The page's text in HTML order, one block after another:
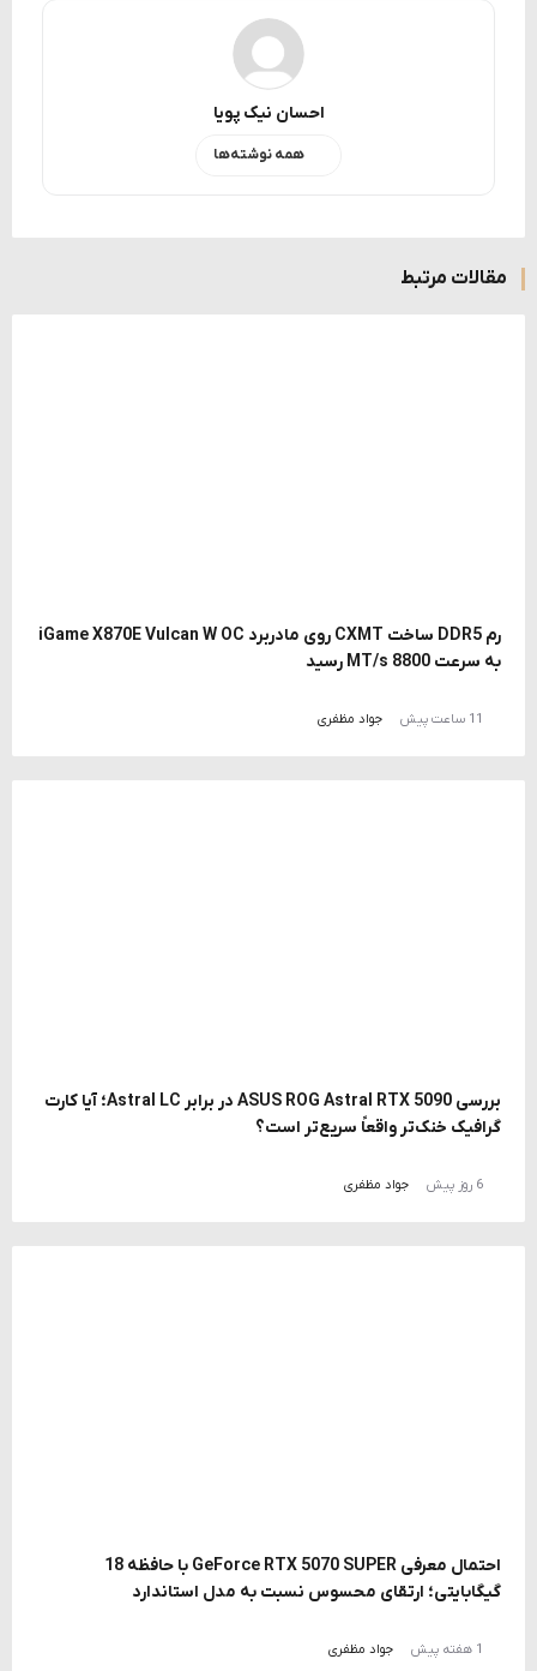
احسان نیک پویا
همه نوشته‌ها
مقالات مرتبط
رم DDR5 ساخت CXMT روی مادربرد iGame X870E Vulcan W OC
به سرعت 8800 MT/s رسید
11 ساعت پیش جواد مظفری
بررسی ASUS ROG Astral RTX 5090 در برابر Astral LC؛ آیا کارت
گرافیک خنک‌تر واقعاً سریع‌تر است؟
6 روز پیش جواد مظفری
احتمال معرفی GeForce RTX 5070 SUPER با حافظه 18
گیگابایتی؛ ارتقای محسوس نسبت به مدل استاندارد
1 هفته پیش جواد مظفری